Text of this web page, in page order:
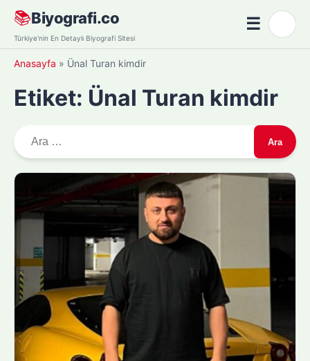
Skip
content
📚Biyografi.co
Türkiye'nin En Detaylı Biyografi Sitesi
☰Menü
Anasayfa » Ünal Turan kimdir
Etiket: Ünal Turan kimdir
r
: